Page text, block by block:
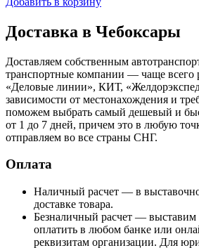
Доставка в Чебоксары
Доставляем собственным
транспортные компании — чаще
«Деловые линии», КИТ,
зависимости от местонахождения и
поможем выбрать самый дешевый и
от 1 до 7 дней, причем это в любую
отправляем во все страны СНГ.
Оплата
Наличный расчет — в
доставке товара.
Безналичный расчет —
оплатить в любом банке или
реквизитам организации. Для